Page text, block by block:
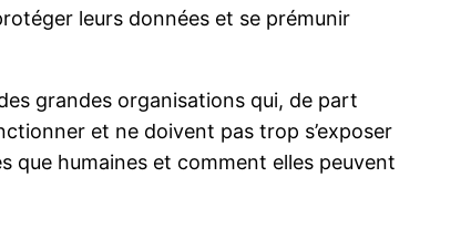
leurs données et se prémunir
grandes organisations qui, de part
et ne doivent pas trop s’exposer
que humaines et comment elles peuvent